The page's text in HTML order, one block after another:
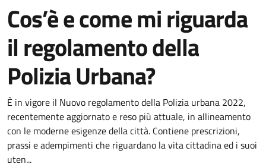
Cos’è e come mi riguarda
il regolamento della
Polizia Urbana?
Dettagli della notizia
È in vigore il Nuovo regolamento della Polizia urbana 2022,
recentemente aggiornato e reso più attuale, in allineamento
con le moderne esigenze della città. Contiene prescrizioni,
prassi e adempimenti che riguardano la vita cittadina ed i suoi
uten...